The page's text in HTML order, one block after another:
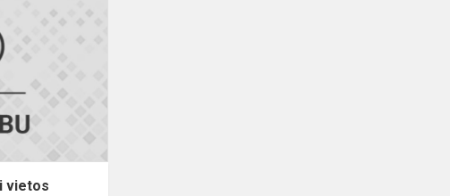
vietos